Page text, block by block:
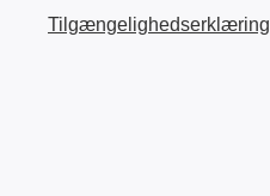
Tilgængelighedserklæring